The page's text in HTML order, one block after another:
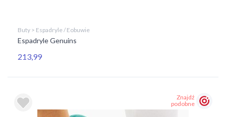
Buty > Espadryle / Eobuwie
Espadryle Genuins
213,99
Znajdź
podobne